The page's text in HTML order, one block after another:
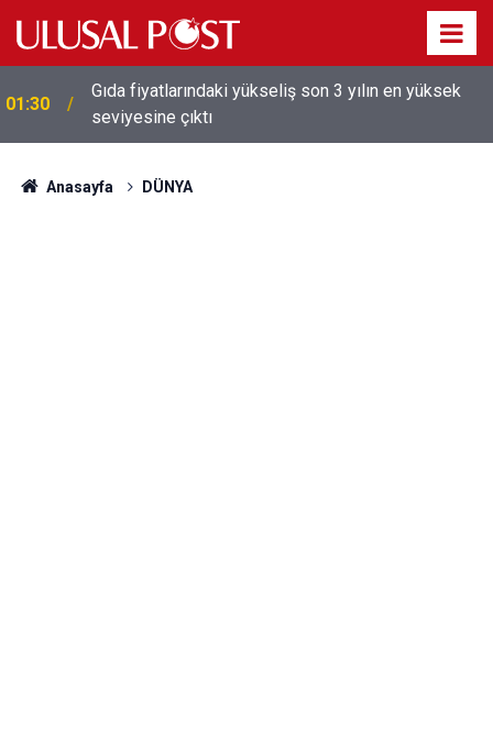
01:26
Galatasaray'dan sekiz kişi hakkında savcılığa suç
duyurusu
Anasayfa DÜNYA